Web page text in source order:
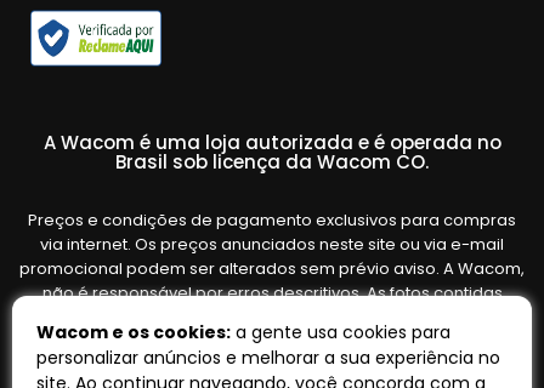
A Wacom é uma loja autorizada e é operada no
Brasil sob licença da Wacom CO.
Preços e condições de pagamento exclusivos para compras
via internet. Os preços anunciados neste site ou via e-mail
promocional podem ser alterados sem prévio aviso. A Wacom,
não é responsável por erros descritivos. As fotos contidas
variar de acordo com o fornecedor/lote do fabricante. Ofertas
válidas até o término de nossos estoques. Vendas sujeitas à
Wacom e os cookies: a gente usa cookies para
personalizar anúncios e melhorar a sua experiência no
site. Ao continuar navegando, você concorda com a